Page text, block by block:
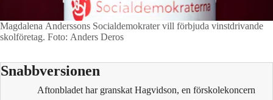
Magdalena Anderssons Socialdemokrater vill förbjuda vinstdrivande
skolföretag. Foto: Anders Deros
Snabbversionen
Aftonbladet har granskat Hagvidson, en förskolekoncern